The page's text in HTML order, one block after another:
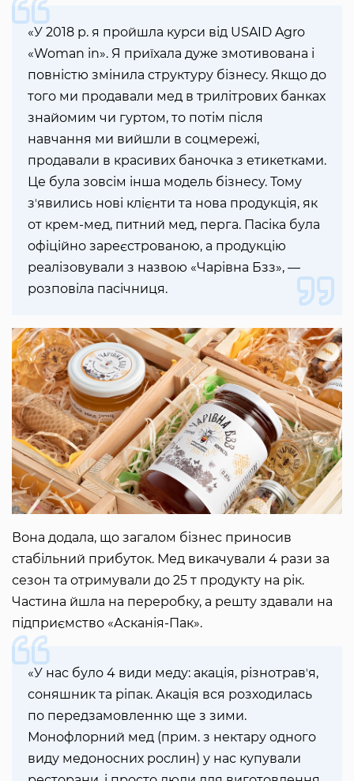
«У 2018 р. я пройшла курси від USAID Agro
«Woman in». Я приїхала дуже змотивована і
повністю змінила структуру бізнесу. Якщо до
того ми продавали мед в трилітрових банках
знайомим чи гуртом, то потім після
навчання ми вийшли в соцмережі,
продавали в красивих баночка з етикетками.
Це була зовсім інша модель бізнесу. Тому
зʼявились нові клієнти та нова продукція, як
от крем-мед, питний мед, перга. Пасіка була
офіційно зареєстрованою, а продукцію
реалізовували з назвою «Чарівна Бзз», —
розповіла пасічниця.
Вона додала, що загалом бізнес приносив
стабільний прибуток. Мед викачували 4 рази за
сезон та отримували до 25 т продукту на рік.
Частина йшла на переробку, а решту здавали на
підприємство «Асканія-Пак».
«У нас було 4 види меду: акація, різнотравʼя,
соняшник та ріпак. Акація вся розходилась
по передзамовленню ще з зими.
Монофлорний мед (прим. з нектару одного
виду медоносних рослин) у нас купували